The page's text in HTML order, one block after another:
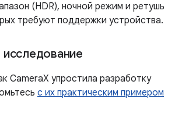
(HDR), ночной режим и ретушь
требуют поддержки устройства.
исследование
CameraX упростила разработку
с их практическим примером